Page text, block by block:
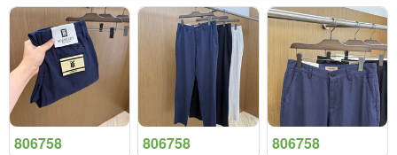
806758 806758 806758